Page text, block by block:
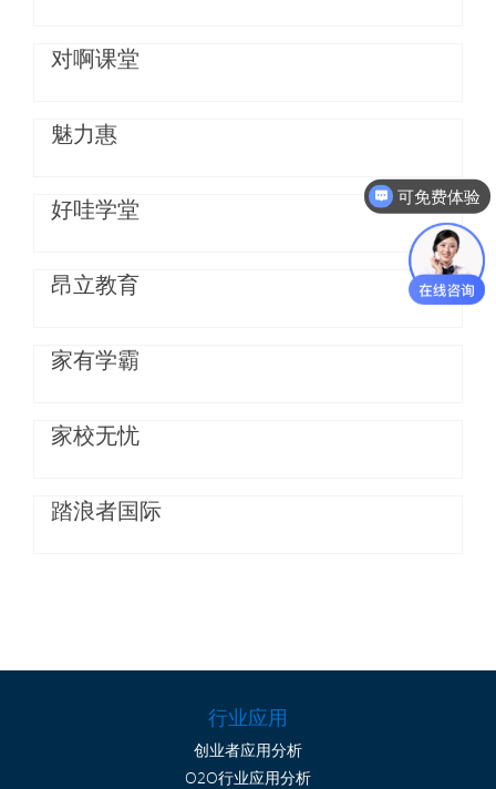
对啊课堂
魅力惠
好哇学堂
昂立教育
家有学霸
家校无忧
踏浪者国际
行业应用
创业者应用分析
O2O行业应用分析
可免费体验